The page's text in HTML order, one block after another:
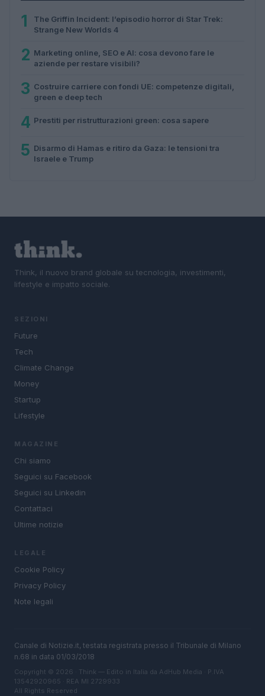
1
The Griffin Incident: l’episodio horror di Star Trek:
Strange New Worlds 4
2 Marketing online, SEO e AI: cosa devono fare le
aziende per restare visibili?
3 Costruire carriere con fondi UE: competenze digitali,
green e deep tech
4 Prestiti per ristrutturazioni green: cosa sapere
5 Disarmo di Hamas e ritiro da Gaza: le tensioni tra
Israele e Trump
Think, il nuovo brand globale su tecnologia, investimenti,
lifestyle e impatto sociale.
SEZIONI
Future
Tech
Climate Change
Money
Startup
Lifestyle
MAGAZINE
Chi siamo
Seguici su Facebook
Seguici su Linkedin
Contattaci
Ultime notizie
LEGALE
Cookie Policy
Privacy Policy
Note legali
Canale di Notizie.it, testata registrata presso il Tribunale di Milano
n.68 in data 01/03/2018
Copyright © 2026 · Think — Edito in Italia da AdHub Media · P.IVA
13542920965 · REA MI 2729933
All Rights Reserved